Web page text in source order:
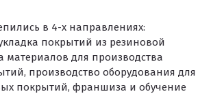
в 4-х направлениях:
покрытий из резиновой
материалов для производства
производство оборудования для
покрытий, франшиза и обучение